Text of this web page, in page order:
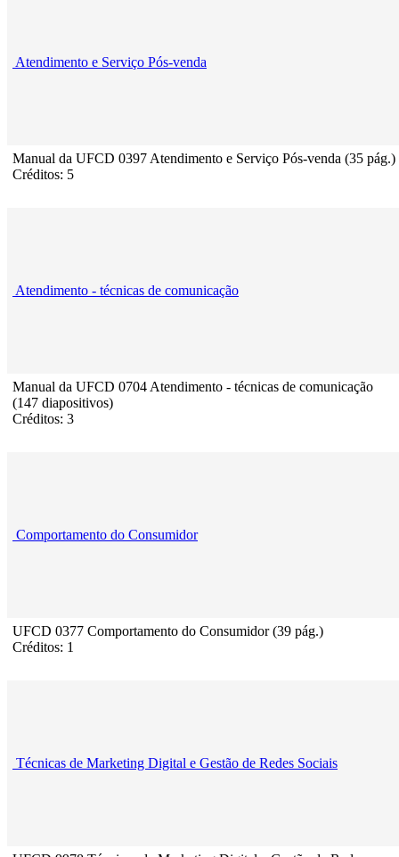
Atendimento e Serviço Pós-venda
Manual da UFCD 0397 Atendimento e Serviço Pós-venda (35 pág.)
Créditos: 5
Atendimento - técnicas de comunicação
Manual da UFCD 0704 Atendimento - técnicas de comunicação
(147 diapositivos)
Créditos: 3
Comportamento do Consumidor
UFCD 0377 Comportamento do Consumidor (39 pág.)
Créditos: 1
Técnicas de Marketing Digital e Gestão de Redes Sociais